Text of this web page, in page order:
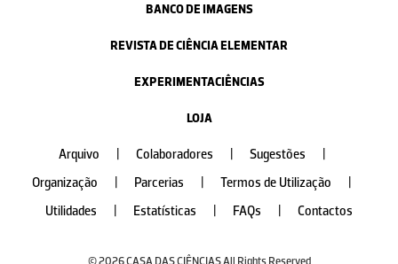
BANCO DE IMAGENS
REVISTA DE CIÊNCIA ELEMENTAR
EXPERIMENTACIÊNCIAS
LOJA
Arquivo Colaboradores Sugestões
Organização
Parcerias Termos de Utilização
Utilidades
Estatísticas FAQs Contactos
© 2026 CASA DAS CIÊNCIAS All Rights Reserved